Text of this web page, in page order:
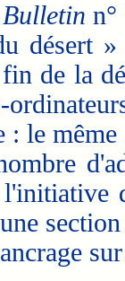
Bulletin n°
désert
de la
: le